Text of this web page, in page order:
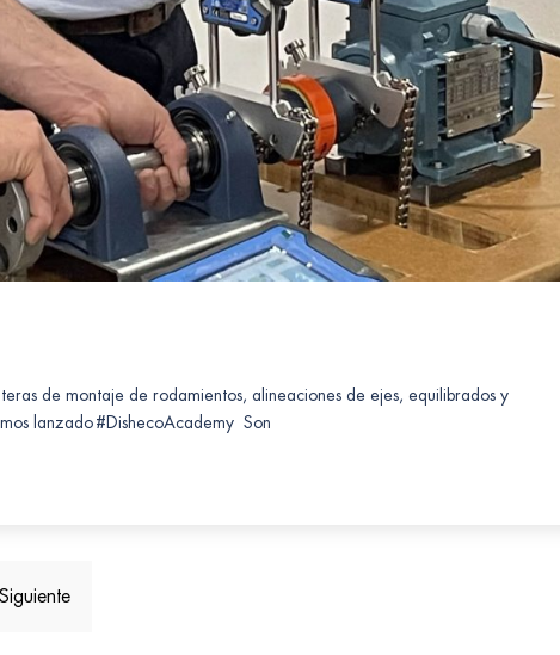
de montaje de rodamientos, alineaciones de ejes, equilibrados y
lanzado #DishecoAcademy Son
>